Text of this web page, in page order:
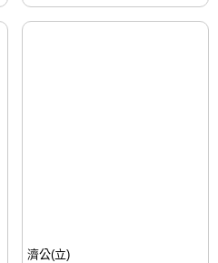
濟公(立)